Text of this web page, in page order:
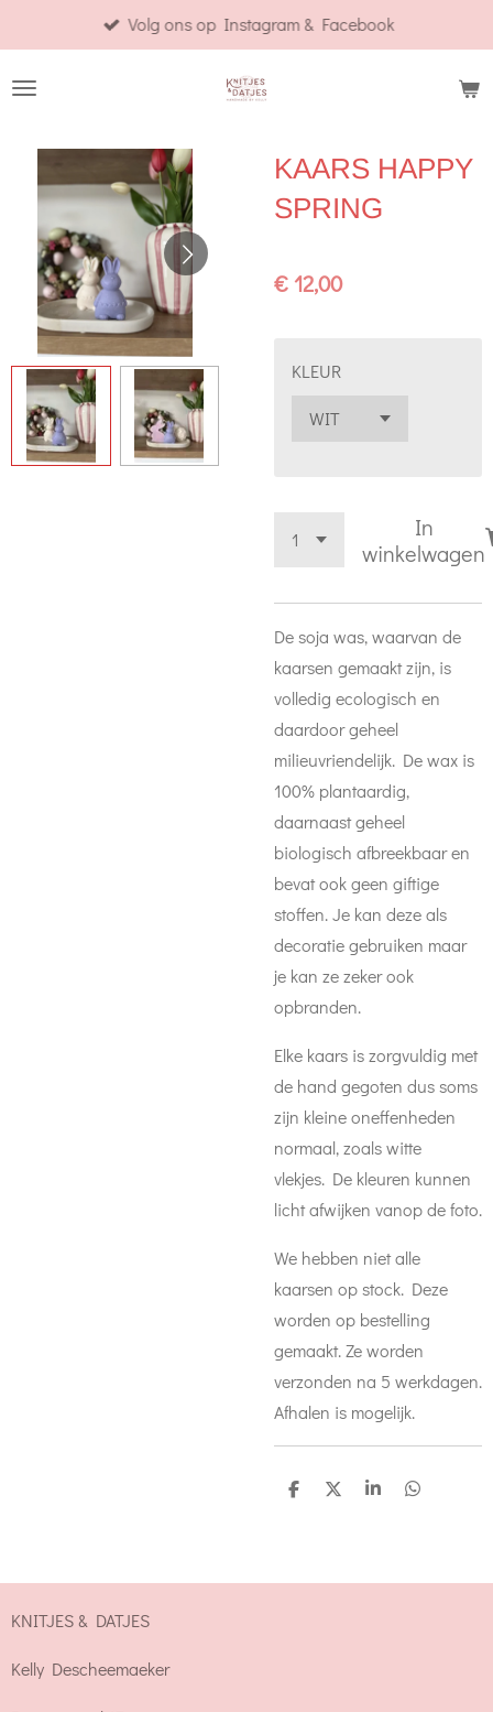
direct
naar
hoofdinhoud
Volg ons op Instagram & Facebook
KAARS HAPPY
SPRING
€ 12,00
KLEUR
In
winkelwagen
De soja was, waarvan de
kaarsen gemaakt zijn, is
volledig ecologisch en
daardoor geheel
milieuvriendelijk. De wax is
100% plantaardig,
daarnaast geheel
biologisch afbreekbaar en
bevat ook geen giftige
stoffen. Je kan deze als
decoratie gebruiken maar
je kan ze zeker ook
opbranden.
Elke kaars is zorgvuldig met
de hand gegoten dus soms
zijn kleine oneffenheden
normaal, zoals witte
vlekjes. De kleuren kunnen
licht afwijken vanop de foto.
We hebben niet alle
kaarsen op stock. Deze
worden op bestelling
gemaakt. Ze worden
verzonden na 5 werkdagen.
Afhalen is mogelijk.
D
D
S
D
KNITJES & DATJES
Kelly Descheemaeker